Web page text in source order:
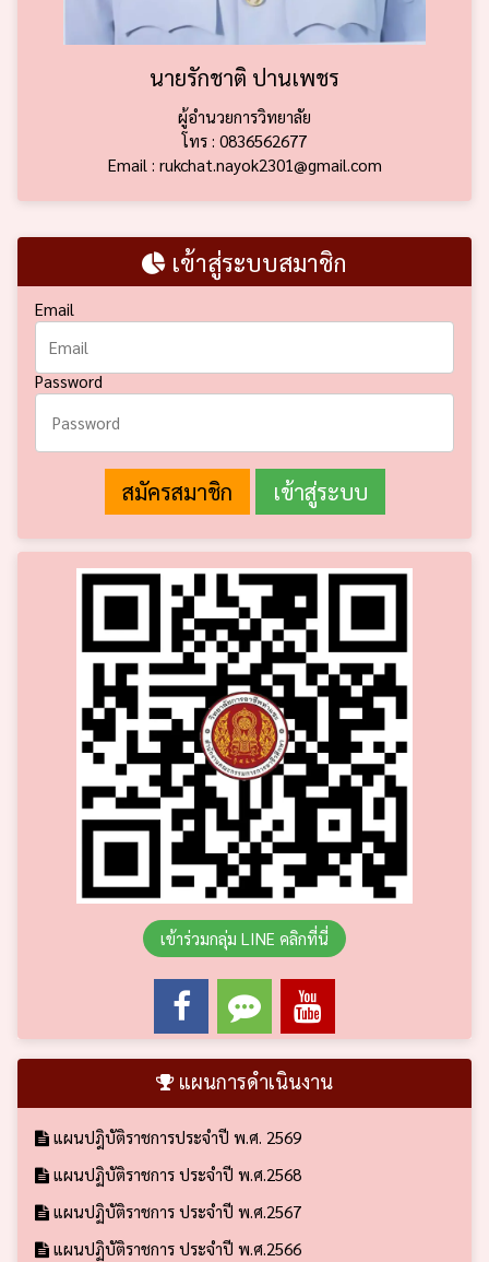
นายรักชาติ ปานเพชร
ผู้อำนวยการวิทยาลัย
โทร : 0836562677
Email : rukchat.nayok2301@gmail.com
เข้าสู่ระบบสมาชิก
Email
Password
สมัครสมาชิก
เข้าร่วมกลุ่ม LINE คลิกที่นี่
แผนการดำเนินงาน
แผนปฎิบัติราชการประจำปี พ.ศ. 2569
แผนปฏิบัติราชการ ประจำปี พ.ศ.2568
แผนปฏิบัติราชการ ประจำปี พ.ศ.2567
แผนปฏิบัติราชการ ประจำปี พ.ศ.2566